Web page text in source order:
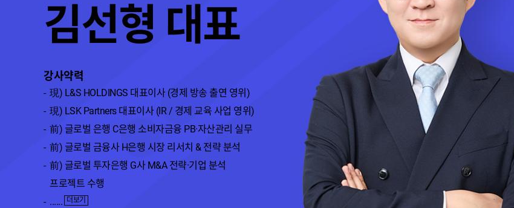
김선형대표
강사약력
現)L&SHOLDINGS대표이사(경제방송출연영위)
現)LSKPartners대표이사(IR/경제교육사업영위)
前)글로벌은행C은행소비자금융PB·자산관리실무
前)글로벌금융사H은행시장리서치&전략분석
前)글로벌투자은행G사M&A전략·기업분석
프로젝트수행
...... 더보기